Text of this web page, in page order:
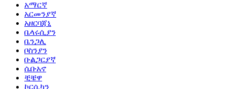
አማርኛ
አርመንያኛ
አዘርባጃኒ
ቤላሩሲያን
ቤንጋሊ
ቦስንያን
ቡልጋርያኛ
ሴቡአኖ
ቺቼዋ
ኮርሲካን